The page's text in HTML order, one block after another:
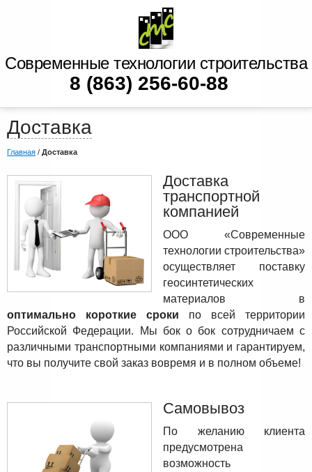
Современные технологии строительства
8 (863) 256-60-88
Доставка
Главная / Доставка
Доставка
транспортной
компанией
ООО «Современные
технологии строительства»
осуществляет поставку
геосинтетических
материалов в
оптимально короткие сроки по всей территории
Российской Федерации. Мы бок о бок сотрудничаем с
различными транспортными компаниями и гарантируем,
что вы получите свой заказ вовремя и в полном объеме!
Самовывоз
По желанию клиента
предусмотрена
возможность